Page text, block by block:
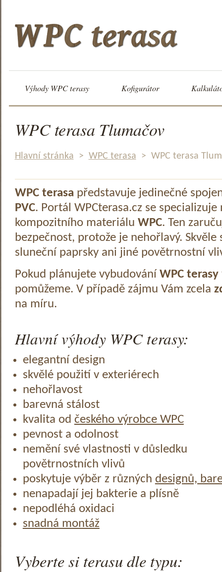
Výhody WPC terasy Kofigurátor
WPC terasa Tlumačov
Hlavní stránka > WPC terasa > WPC terasa
WPC terasa představuje jedinečné
PVC. Portál WPCterasa.cz se specializuje
kompozitního materiálu WPC. Ten
bezpečnost, protože je nehořlavý.
sluneční paprsky ani jiné povětrnostní
Pokud plánujete vybudování WPC terasy
pomůžeme. V případě zájmu Vám zcela
na míru.
Hlavní výhody WPC terasy:
elegantní design
skvělé použití v exteriérech
nehořlavost
barevná stálost
kvalita od českého výrobce WPC
pevnost a odolnost
nemění své vlastnosti v důsledku
povětrnostních vlivů
poskytuje výběr z různých designů,
nenapadají jej bakterie a plísně
nepodléhá oxidaci
snadná montáž
Vyberte si terasu dle typu: